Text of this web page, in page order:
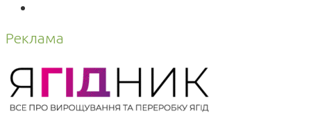
Реклама